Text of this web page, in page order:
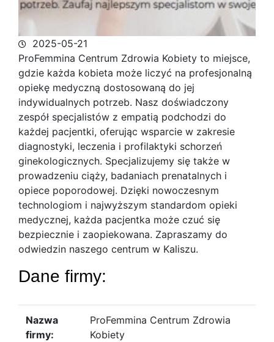
2025-05-21
ProFemmina Centrum Zdrowia Kobiety to miejsce,
gdzie każda kobieta może liczyć na profesjonalną
opiekę medyczną dostosowaną do jej
indywidualnych potrzeb. Nasz doświadczony
zespół specjalistów z empatią podchodzi do
każdej pacjentki, oferując wsparcie w zakresie
diagnostyki, leczenia i profilaktyki schorzeń
ginekologicznych. Specjalizujemy się także w
prowadzeniu ciąży, badaniach prenatalnych i
opiece poporodowej. Dzięki nowoczesnym
technologiom i najwyższym standardom opieki
medycznej, każda pacjentka może czuć się
bezpiecznie i zaopiekowana. Zapraszamy do
odwiedzin naszego centrum w Kaliszu.
Dane firmy:
Nazwa
firmy:
ProFemmina Centrum Zdrowia
Kobiety